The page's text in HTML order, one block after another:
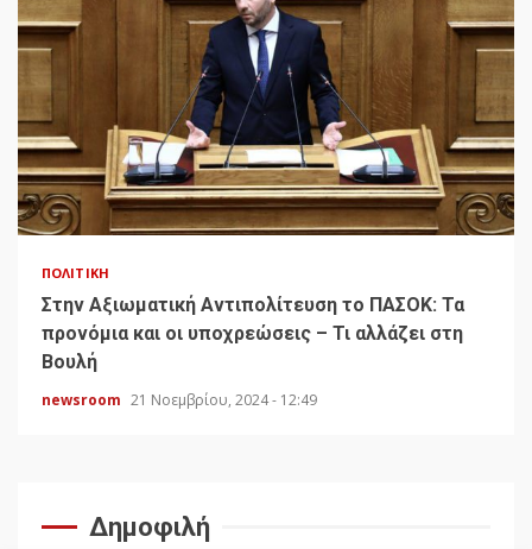
ΠΟΛΙΤΙΚΉ
Στην Αξιωματική Αντιπολίτευση το ΠΑΣΟΚ: Τα
προνόμια και οι υποχρεώσεις – Τι αλλάζει στη
Βουλή
newsroom 21 Νοεμβρίου, 2024 - 12:49
Δημοφιλή